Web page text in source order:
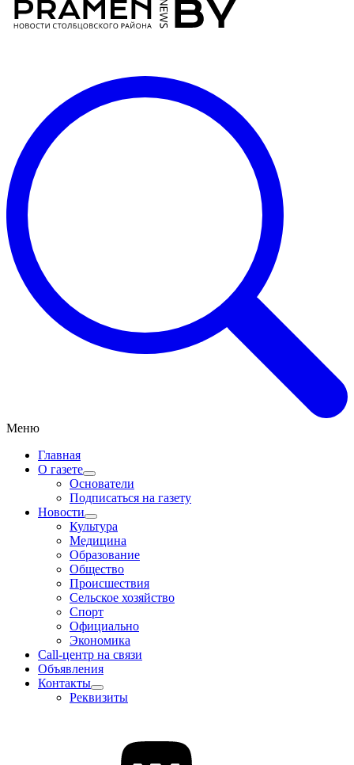
Меню
Главная
О газете
Основатели
Подписаться на газету
Новости
Культура
Медицина
Образование
Общество
Происшествия
Сельское хозяйство
Спорт
Официально
Экономика
Call-центр на связи
Объявления
Контакты
Реквизиты